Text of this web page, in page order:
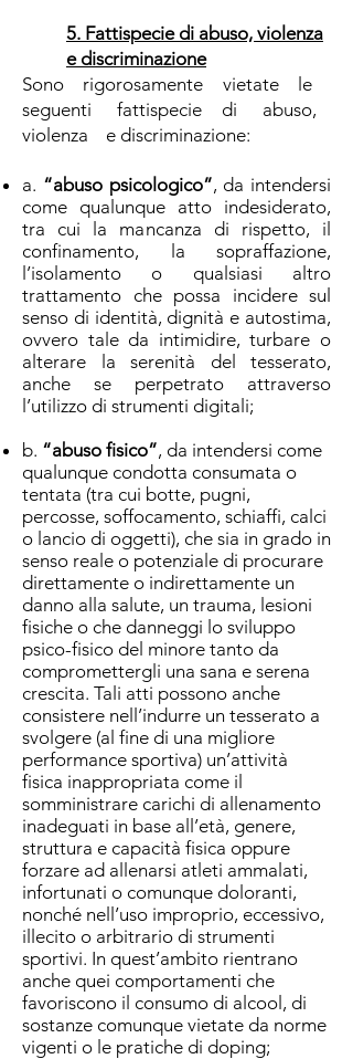
5. Fattispecie di abuso, violenza
e discriminazione
Sono rigorosamente vietate le
seguenti fattispecie di abuso,
violenza e discriminazione:
a. “abuso psicologico”, da intendersi
come qualunque atto indesiderato,
tra cui la mancanza di rispetto, il
confinamento, la sopraffazione,
l’isolamento o qualsiasi altro
trattamento che possa incidere sul
senso di identità, dignità e autostima,
ovvero tale da intimidire, turbare o
alterare la serenità del tesserato,
anche se perpetrato attraverso
l’utilizzo di strumenti digitali;
b. “abuso fisico”, da intendersi come
qualunque condotta consumata o
tentata (tra cui botte, pugni,
percosse, soffocamento, schiaffi, calci
o lancio di oggetti), che sia in grado in
senso reale o potenziale di procurare
direttamente o indirettamente un
danno alla salute, un trauma, lesioni
fisiche o che danneggi lo sviluppo
psico-fisico del minore tanto da
compromettergli una sana e serena
crescita. Tali atti possono anche
consistere nell’indurre un tesserato a
svolgere (al fine di una migliore
performance sportiva) un’attività
fisica inappropriata come il
somministrare carichi di allenamento
inadeguati in base all’età, genere,
struttura e capacità fisica oppure
forzare ad allenarsi atleti ammalati,
infortunati o comunque doloranti,
nonché nell’uso improprio, eccessivo,
illecito o arbitrario di strumenti
sportivi. In quest’ambito rientrano
anche quei comportamenti che
favoriscono il consumo di alcool, di
sostanze comunque vietate da norme
vigenti o le pratiche di doping;